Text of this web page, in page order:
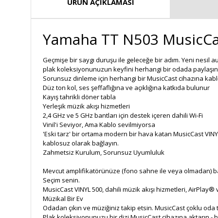
Yamaha TT N503
Geçmişe bir saygı duruşu ile geleceğe bir adım. Yeni nesil
plak koleksiyonunuzun keyfini herhangi bir odada
Sorunsuz dinleme için herhangi bir MusicCast cihazına
Düz ton kol, ses şeffaflığına ve açıklığına katkıda bulunur
Kayış tahrikli döner tabla
Yerleşik müzik akışı hizmetleri
2,4 GHz ve 5 GHz bantları için destek içeren dahili Wi-Fi
Vinil'i Seviyor, Ama Kablo sevilmiyorsa
'Eski tarz' bir ortama modern bir hava katan MusicCast
kablosuz olarak bağlayın.
Zahmetsiz Kurulum, Sorunsuz Uyumluluk
Mevcut amplifikatörünüze (fono sahne ile veya olmadan)
Seçim senin.
MusicCast VINYL 500, dahili müzik akışı hizmetleri,
Müzikal Bir Ev
Odadan çıkın ve müziğiniz takip etsin. MusicCast çoklu